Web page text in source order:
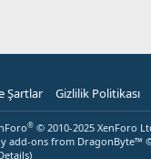
Şartlar Gizlilik Politikası
® © 2010-2025 XenForo
add-ons from DragonByte™
)